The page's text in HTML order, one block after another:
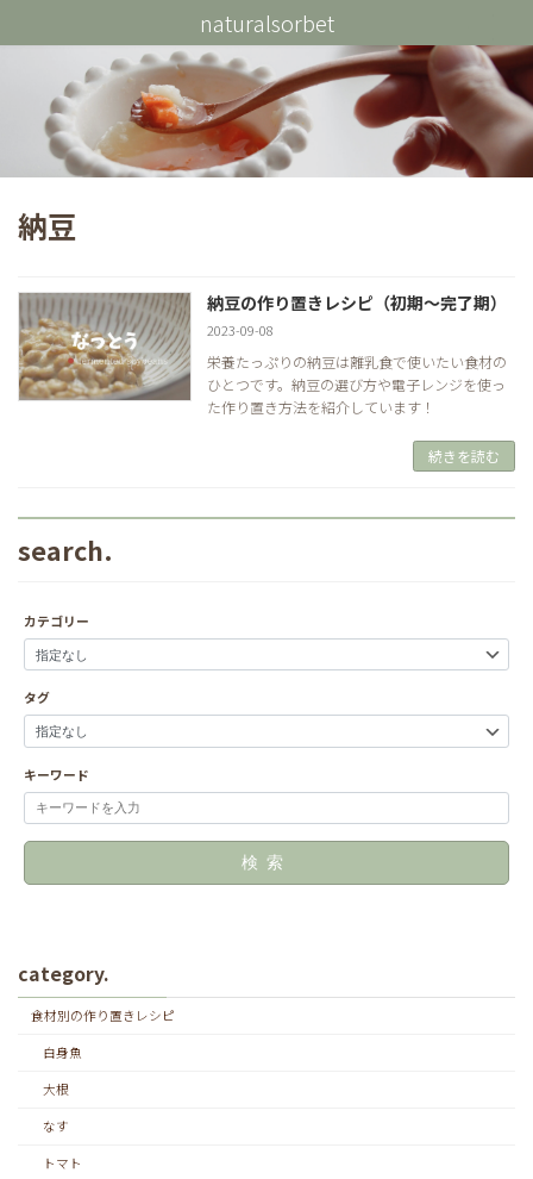
テ
ッ
ゲ
移
naturalsorbet
納豆
納豆の作り置きレシピ（初期～完了期）
2023-09-08
栄養たっぷりの納豆は離乳食で使いたい食材の
ひとつです。納豆の選び方や電子レンジを使っ
た作り置き方法を紹介しています！
続きを読む
search.
カテゴリー
タグ
キーワード
検索
category.
食材別の作り置きレシピ
白身魚
大根
なす
トマト